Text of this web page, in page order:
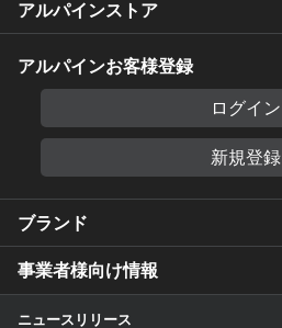
アルパインストア
アルパインお客様登録
ログイン
新規登録
ブランド
事業者様向け情報
ニュースリリース